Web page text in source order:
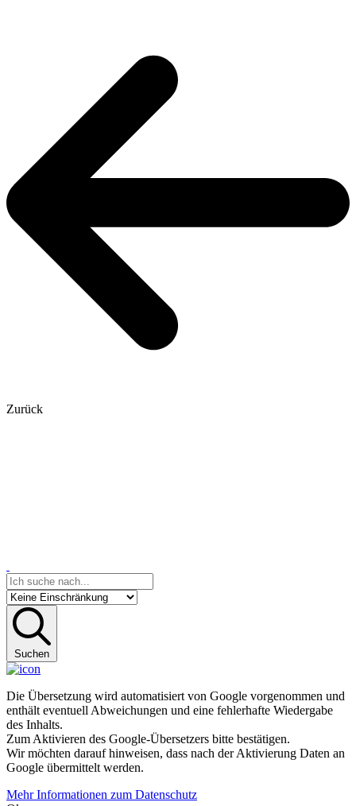
Zurück
Suchen
Die Übersetzung wird automatisiert von Google vorgenommen und
enthält eventuell Abweichungen und eine fehlerhafte Wiedergabe
des Inhalts.
Zum Aktivieren des Google-Übersetzers bitte bestätigen.
Wir möchten darauf hinweisen, dass nach der Aktivierung Daten an
Google übermittelt werden.
Mehr Informationen zum Datenschutz